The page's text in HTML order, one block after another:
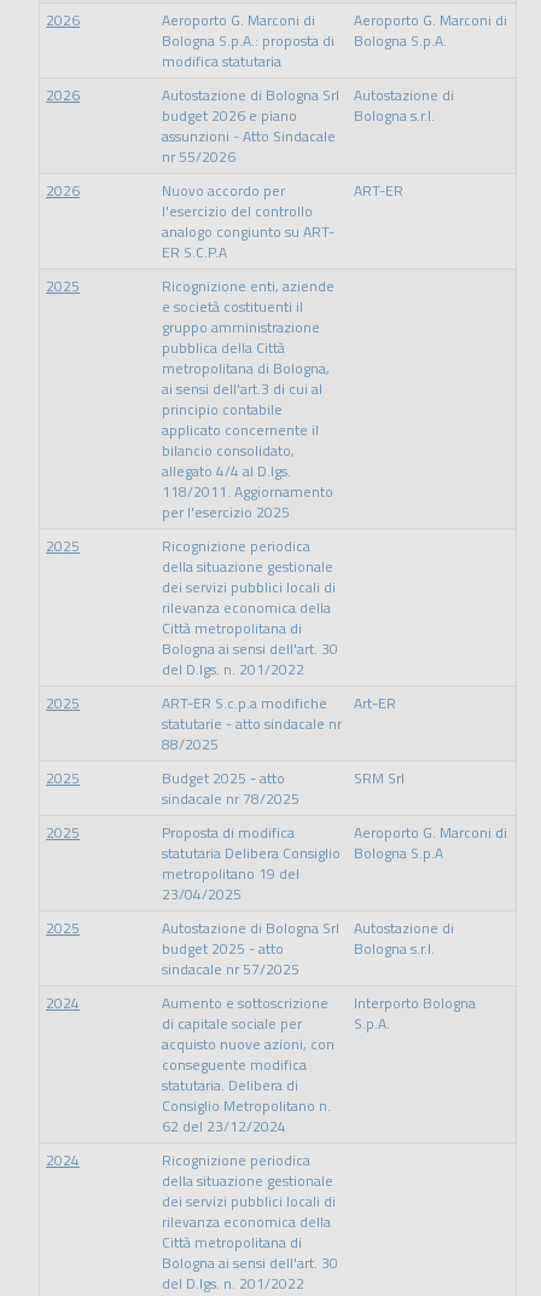
2026
Aeroporto G. Marconi di
Bologna S.p.A.: proposta di
modifica statutaria
Aeroporto G. Marconi di
Bologna S.p.A.
2026
Autostazione di Bologna Srl
budget 2026 e piano
assunzioni - Atto Sindacale
nr 55/2026
Autostazione di
Bologna s.r.l.
2026
Nuovo accordo per
l'esercizio del controllo
analogo congiunto su ART-
ER S.C.P.A
ART-ER
2025
Ricognizione enti, aziende
e società costituenti il
gruppo amministrazione
pubblica della Città
metropolitana di Bologna,
ai sensi dell'art.3 di cui al
principio contabile
applicato concernente il
bilancio consolidato,
allegato 4/4 al D.lgs.
118/2011. Aggiornamento
per l'esercizio 2025
2025
Ricognizione periodica
della situazione gestionale
dei servizi pubblici locali di
rilevanza economica della
Città metropolitana di
Bologna ai sensi dell'art. 30
del D.lgs. n. 201/2022
2025
ART-ER S.c.p.a modifiche
statutarie - atto sindacale nr
88/2025
Art-ER
2025
Budget 2025 - atto
sindacale nr 78/2025
SRM Srl
2025
Proposta di modifica
statutaria Delibera Consiglio
metropolitano 19 del
23/04/2025
Aeroporto G. Marconi di
Bologna S.p.A
2025
Autostazione di Bologna Srl
budget 2025 - atto
sindacale nr 57/2025
Autostazione di
Bologna s.r.l.
2024
Aumento e sottoscrizione
di capitale sociale per
acquisto nuove azioni, con
conseguente modifica
statutaria. Delibera di
Consiglio Metropolitano n.
62 del 23/12/2024
Interporto Bologna
S.p.A.
2024
Ricognizione periodica
della situazione gestionale
dei servizi pubblici locali di
rilevanza economica della
Città metropolitana di
Bologna ai sensi dell'art. 30
del D.lgs. n. 201/2022